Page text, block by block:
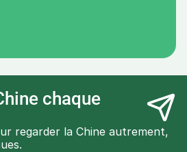
chaque
regarder la Chine autrement,